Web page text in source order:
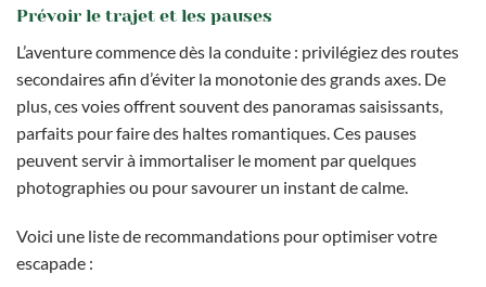
Prévoir le trajet et les pauses
L’aventure commence dès la conduite : privilégiez des routes
secondaires afin d’éviter la monotonie des grands axes. De
plus, ces voies offrent souvent des panoramas saisissants,
parfaits pour faire des haltes romantiques. Ces pauses
peuvent servir à immortaliser le moment par quelques
photographies ou pour savourer un instant de calme.
Voici une liste de recommandations pour optimiser votre
escapade :